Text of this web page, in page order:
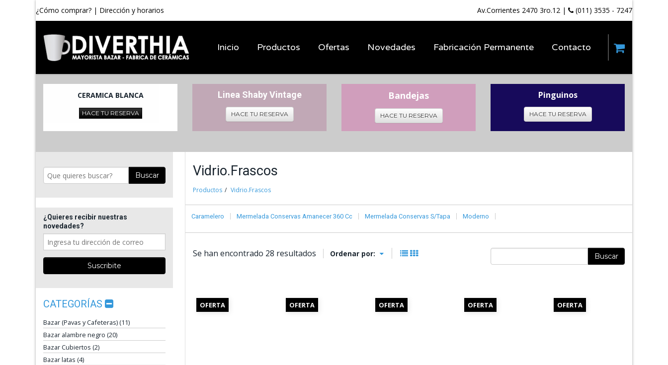
¿Cómo comprar? | Dirección y horarios Av.Corrientes 2470 3ro.12 | (011) 3535 - 7247
Inicio Productos Ofertas Novedades Fabricación Permanente Contacto
CERAMICA BLANCA
HACE TU RESERVA
Linea Shaby Vintage
HACE TU RESERVA
Bandejas
HACE TU RESERVA
Pinguinos
HACE TU RESERVA
Buscar
¿Quieres recibir nuestras
novedades?
CATEGORÍAS
Bazar (Pavas y Cafeteras) (11)
Bazar alambre negro (20)
Bazar Cubiertos (2)
Bazar latas (4)
Vidrio.Frascos
Productos Vidrio.Frascos
Caramelero Mermelada Conservas Amanecer 360 Cc Mermelada Conservas S/Tapa Moderno
Se han encontrado 28 resultados Ordenar por: Buscar
OFERTA OFERTA OFERTA OFERTA OFERTA